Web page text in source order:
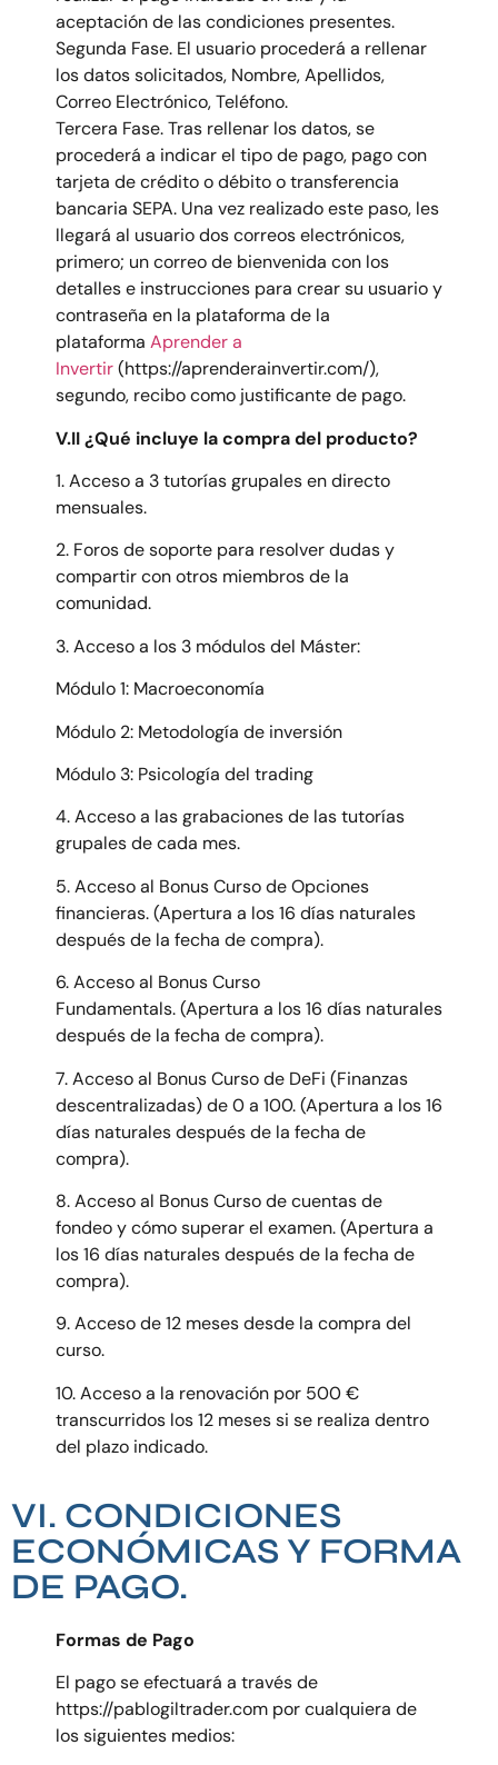
aceptación de las condiciones presentes.
Segunda Fase. El usuario procederá a rellenar
los datos solicitados, Nombre, Apellidos,
Correo Electrónico, Teléfono.
Tercera Fase. Tras rellenar los datos, se
procederá a indicar el tipo de pago, pago con
tarjeta de crédito o débito o transferencia
bancaria SEPA. Una vez realizado este paso, les
llegará al usuario dos correos electrónicos,
primero; un correo de bienvenida con los
detalles e instrucciones para crear su usuario y
contraseña en la plataforma de la
plataforma Aprender a
Invertir(https://aprenderainvertir.com/),
segundo, recibo como justificante de pago.
V.II ¿Qué incluye la compra del producto?
1. Acceso a 3 tutorías grupales en directo
mensuales.
2. Foros de soporte para resolver dudas y
compartir con otros miembros de la
comunidad.
3. Acceso a los 3 módulos del Máster:
Módulo 1: Macroeconomía
Módulo 2: Metodología de inversión
Módulo 3: Psicología del trading
4. Acceso a las grabaciones de las tutorías
grupales de cada mes.
5. Acceso al BonusCurso de Opciones
financieras. (Apertura a los 16 días naturales
después de la fecha de compra).
6. Acceso al Bonus Curso
Fundamentals.(Apertura a los 16 días naturales
después de la fecha de compra).
7. Acceso al Bonus Curso de DeFi (Finanzas
descentralizadas) de 0 a 100.(Apertura a los 16
días naturales después de la fecha de
compra).
8. Acceso al Bonus Curso de cuentas de
fondeo y cómo superar el examen.(Apertura a
los 16 días naturales después de la fecha de
compra).
9. Acceso de 12 meses desde la compra del
curso.
10. Acceso a la renovación por 500 €
transcurridos los 12 meses si se realiza dentro
del plazo indicado.
VI. CONDICIONES
ECONÓMICAS Y FORMA
DE PAGO.
Formas de Pago
El pago se efectuará a través de
https://pablogiltrader.com por cualquiera de
los siguientes medios: